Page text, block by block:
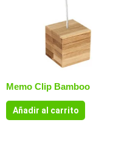
Memo Clip Bamboo
Añadir al carrito